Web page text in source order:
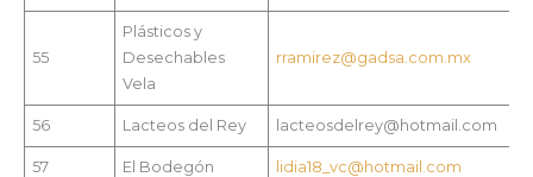
55
Plásticos y
Desechables
Vela
rramirez@gadsa.com.mx
56 Lacteos del Rey lacteosdelrey@hotmail.com
57 El Bodegón lidia18_vc@hotmail.com